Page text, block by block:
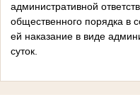
административной
общественного порядка в
ей наказание в виде
суток.